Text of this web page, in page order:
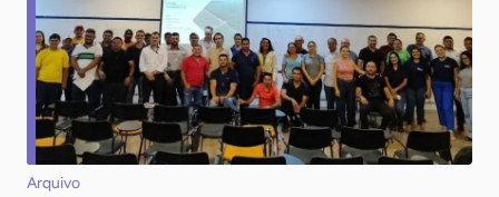
Arquivo